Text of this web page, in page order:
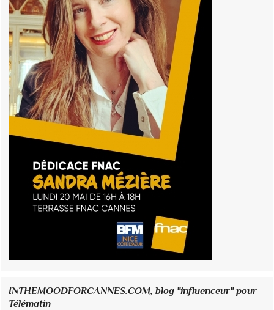
INTHEMOODFORCANNES.COM, blog "influenceur" pour
Télématin